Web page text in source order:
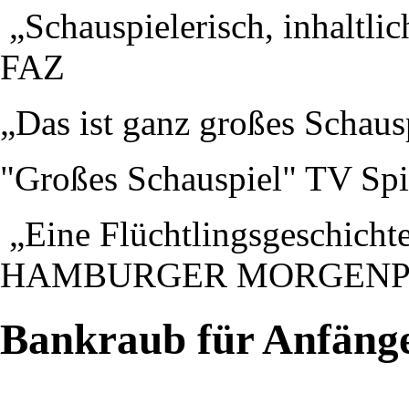
„Schauspielerisch,
FAZ
„Das ist ganz großes
"Großes Schauspiel" TV
„Eine
HAMBURGER
Bankraub für